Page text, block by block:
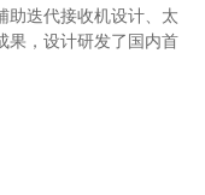
助迭代接收机设计、太
果，设计研发了国内首